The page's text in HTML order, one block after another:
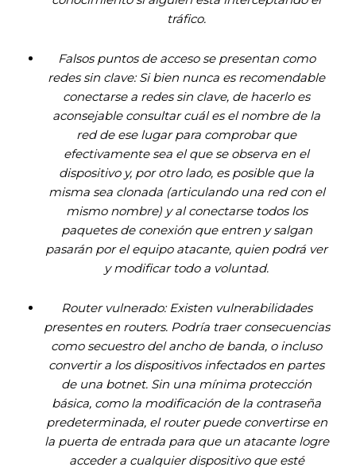
tráfico.
Falsos puntos de acceso se presentan como
redes sin clave: Si bien nunca es recomendable
conectarse a redes sin clave, de hacerlo es
aconsejable consultar cuál es el nombre de la
red de ese lugar para comprobar que
efectivamente sea el que se observa en el
dispositivo y, por otro lado, es posible que la
misma sea clonada (articulando una red con el
mismo nombre) y al conectarse todos los
paquetes de conexión que entren y salgan
pasarán por el equipo atacante, quien podrá ver
y modificar todo a voluntad.
Router vulnerado: Existen vulnerabilidades
presentes en routers. Podría traer consecuencias
como secuestro del ancho de banda, o incluso
convertir a los dispositivos infectados en partes
de una botnet. Sin una mínima protección
básica, como la modificación de la contraseña
predeterminada, el router puede convertirse en
la puerta de entrada para que un atacante logre
acceder a cualquier dispositivo que esté